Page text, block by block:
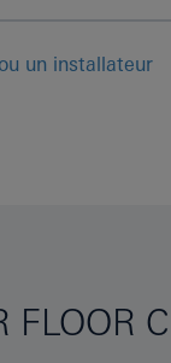
un installateur
FLOOR